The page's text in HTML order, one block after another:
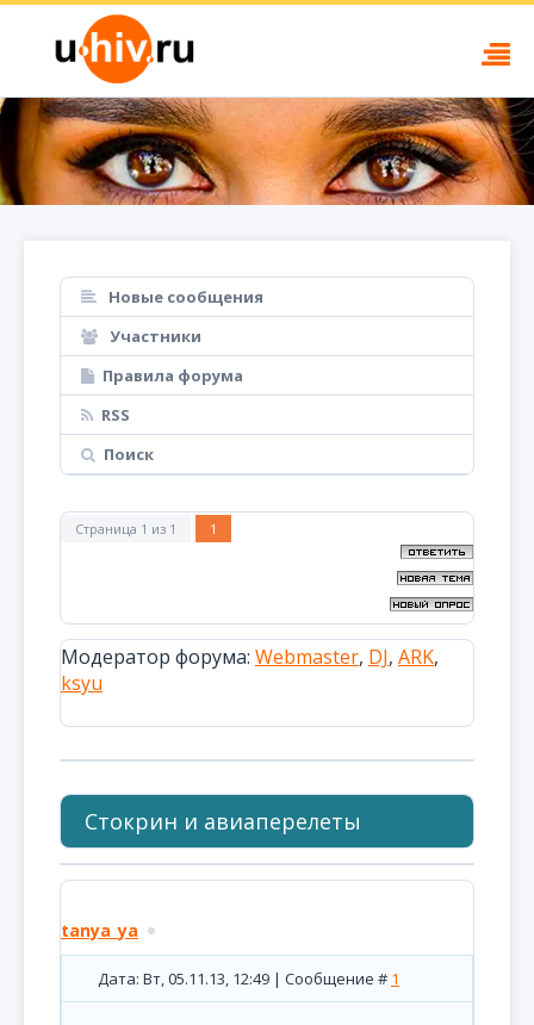
Новые сообщения
Участники
Правила форума
RSS
Поиск
Страница 1 из 1 1
Модератор форума: Webmaster, DJ, ARK,
ksyu
Стокрин и авиаперелеты
tanya_ya
Дата: Вт, 05.11.13, 12:49 | Сообщение # 1